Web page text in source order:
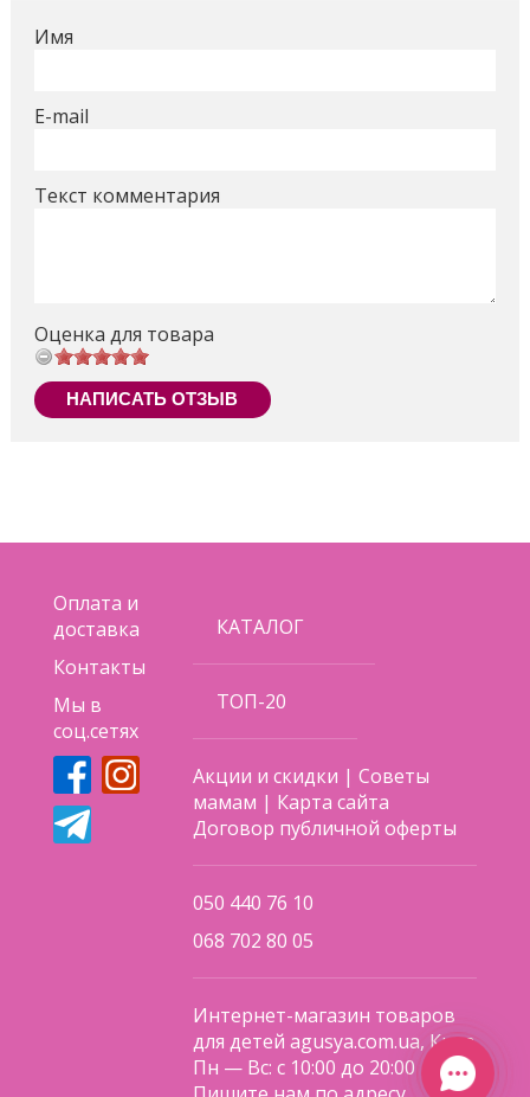
Имя
E-mail
Текст комментария
Оценка для товара
НАПИСАТЬ ОТЗЫВ
Оплата и
доставка
Контакты
Мы в
соц.сетях
КАТАЛОГ
ТОП-20
Акции и скидки |Советы
мамам | Карта сайта
Договор публичной оферты
050 440 76 10
068 702 80 05
Интернет-магазин товаров
для детей agusya.com.ua, Киев
Пн — Вс: с 10:00 до 20:00